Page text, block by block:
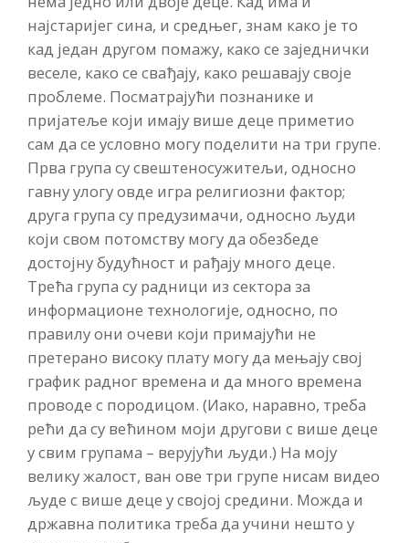
најстаријег сина, и средњег, знам како је то
кад један другом помажу, како се заједнички
веселе, како се свађају, како решавају своје
проблеме. Посматрајући познанике и
пријатеље који имају више деце приметио
сам да се условно могу поделити на три групе.
Прва група су свештеносужитељи, односно
гавну улогу овде игра религиозни фактор;
друга група су предузимачи, односно људи
који свом потомству могу да обезбеде
достојну будућност и рађају много деце.
Трећа група су радници из сектора за
информационе технологије, односно, по
правилу они очеви који примајући не
претерано високу плату могу да мењају свој
график радног времена и да много времена
проводе с породицом. (Иако, наравно, треба
рећи да су већином моји другови с више деце
у свим групама – верујући људи.) На моју
велику жалост, ван ове три групе нисам видео
људе с више деце у својој средини. Можда и
државна политика треба да учини нешто у